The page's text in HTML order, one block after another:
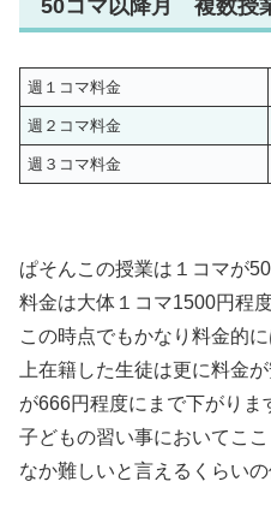
50コマ以降月 複数授
週１コマ料金
週２コマ料金
週３コマ料金
ぱそんこの授業は１コマが
料金は大体１コマ1500円程
この時点でもかなり料金的
上在籍した生徒は更に料金
が666円程度にまで下がりま
子どもの習い事においてこ
なか難しいと言えるくらいの